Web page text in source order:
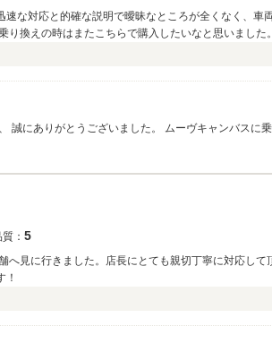
な対応と的確な説明で曖昧なところが全くなく、車
乗り換えの時はまたこちらで購入したいなと思いました。
にありがとうございました。 ムーヴキャンバスに乗
： 5
見に行きました。店長にとても親切丁寧に対応し
！